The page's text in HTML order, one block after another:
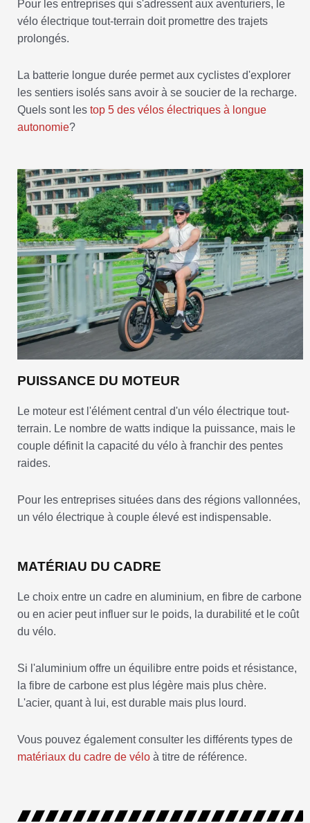
Pour les entreprises qui s'adressent aux aventuriers, le
vélo électrique tout-terrain doit promettre des trajets
prolongés.
La batterie longue durée permet aux cyclistes d'explorer
les sentiers isolés sans avoir à se soucier de la recharge.
Quels sont les top 5 des vélos électriques à longue
autonomie?
PUISSANCE DU MOTEUR
Le moteur est l'élément central d'un vélo électrique tout-
terrain. Le nombre de watts indique la puissance, mais le
couple définit la capacité du vélo à franchir des pentes
raides.
Pour les entreprises situées dans des régions vallonnées,
un vélo électrique à couple élevé est indispensable.
MATÉRIAU DU CADRE
Le choix entre un cadre en aluminium, en fibre de carbone
ou en acier peut influer sur le poids, la durabilité et le coût
du vélo.
Si l'aluminium offre un équilibre entre poids et résistance,
la fibre de carbone est plus légère mais plus chère.
L'acier, quant à lui, est durable mais plus lourd.
Vous pouvez également consulter les différents types de
matériaux du cadre de vélo à titre de référence.